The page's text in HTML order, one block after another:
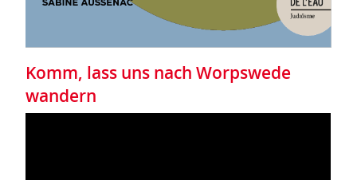
Komm, lass uns nach Worpswede
wandern